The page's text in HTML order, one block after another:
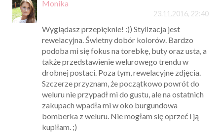
Monika
23.11.2016, 22:40
Wyglądasz przepięknie! :)) Stylizacja jest
rewelacyjna. Świetny dobór kolorów. Bardzo
podoba mi się fokus na torebkę, buty oraz usta, a
także przedstawienie welurowego trendu w
drobnej postaci. Poza tym, rewelacyjne zdjęcia.
Szczerze przyznam, że początkowo powrót do
weluru nie przypadł mi do gustu, ale na ostatnich
zakupach wpadła mi w oko burgundowa
bomberka z weluru. Nie mogłam się oprzeć i ją
kupiłam. ;)